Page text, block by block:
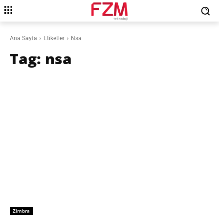
Ana Sayfa Etiketler Nsa
Tag: nsa
Zimbra